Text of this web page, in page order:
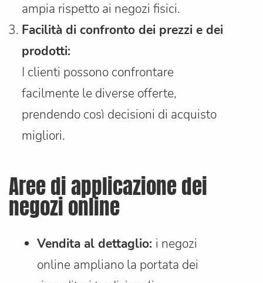
ampia rispetto ai negozi fisici.
Facilità di confronto dei prezzi e dei
prodotti:
I clienti possono confrontare
facilmente le diverse offerte,
prendendo così decisioni di acquisto
migliori.
Aree di applicazione dei
negozi online
Vendita al dettaglio: i negozi
online ampliano la portata dei